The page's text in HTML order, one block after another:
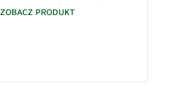
ZOBACZ PRODUKT